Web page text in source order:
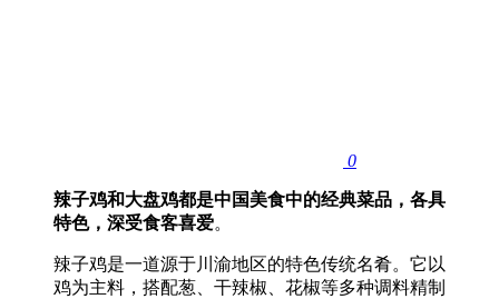
0
辣子鸡和大盘鸡都是中国美食中的经典菜品，各具
特色，深受食客喜爱‌。
辣子鸡是一道源于川渝地区的特色传统名肴。它以
鸡为主料，搭配葱、干辣椒、花椒等多种调料精制